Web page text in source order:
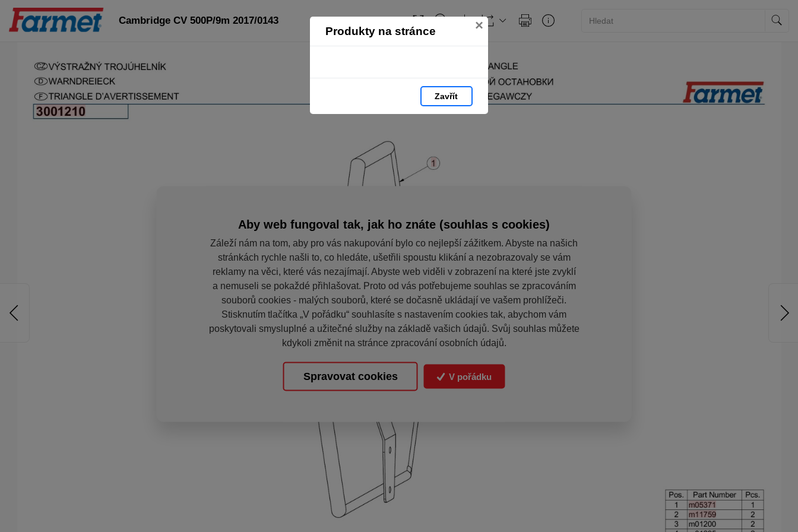
Produkty na stránce ×
Zavřít
Cambridge CV 500P/9m 2017/0143
Aby web fungoval tak, jak ho znáte (souhlas s cookies)
Záleží nám na tom, aby pro vás nakupování bylo co nejlepší zážitkem. Abyste na našich
stránkách rychle našli to, co hledáte, ušetřili spoustu klikání a nezobrazovaly se vám
reklamy na věci, které vás nezajímají. Abyste web viděli v zobrazení na které jste zvyklí
a nemuseli se pokaždé přihlašovat. Proto od vás potřebujeme souhlas se zpracováním
souborů cookies - malých souborů, které se dočasně ukládají ve vašem prohlížeči.
Stisknutím tlačítka „V pořádku“ souhlasíte s nastavením cookies tak, abychom vám
poskytovali smysluplné a užitečné služby na základě vašich údajů. Svůj souhlas můžete
kdykoli změnit na stránce zpracování osobních údajů.
Spravovat cookies V pořádku